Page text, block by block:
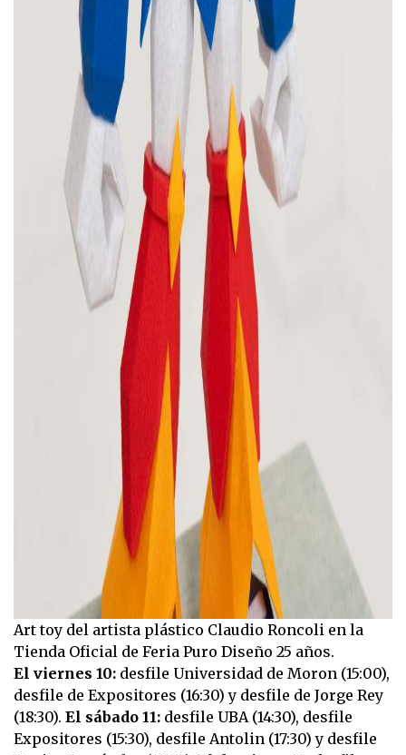
Art toy del artista plástico Claudio Roncoli en la
Tienda Oficial de Feria Puro Diseño 25 años.
El viernes 10: desfile Universidad de Moron (15:00),
desfile de Expositores (16:30) y desfile de Jorge Rey
(18:30). El sábado 11: desfile UBA (14:30), desfile
Expositores (15:30), desfile Antolin (17:30) y desfile